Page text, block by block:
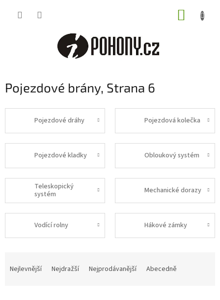
Pojezdové brány, Strana 6
Pojezdové dráhy Pojezdová kolečka
Pojezdové kladky Obloukový systém
Teleskopický
systém
Mechanické dorazy
Vodící rolny Hákové zámky
Nejlevnější Nejdražší Nejprodávanější Abecedně